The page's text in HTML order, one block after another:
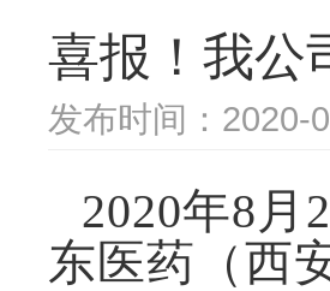
喜报！我公
发布时间：
2020年8
东医药（西